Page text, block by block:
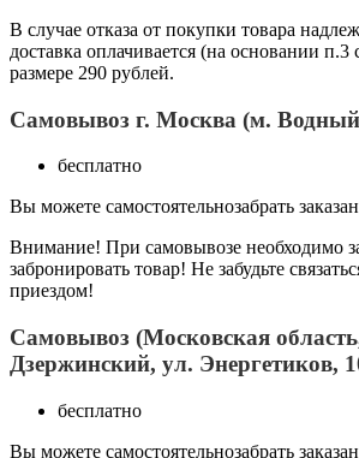
В случае отказа от покупки товара
доставка оплачивается (на основании
размере 290 рублей.
Самовывоз г. Москва (м. Водный
бесплатно
Вы можете самостоятельнозабрать
Внимание! При самовывозе необходимо
забронировать товар! Не забудьте
приездом!
Самовывоз (Московская
Дзержинский, ул. Энергетиков,
бесплатно
Вы можете самостоятельнозабрать